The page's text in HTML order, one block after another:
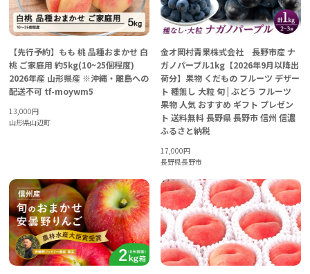
【先行予約】もも 桃 品種おまかせ 白
桃 ご家庭用 約5kg(10~25個程度)
2026年産 山形県産 ※沖縄・離島への
配送不可 tf-moywm5
13,000円
山形県山辺町
金オ岡村青果株式会社 長野市産 ナ
ガノパープル1kg【2026年9月以降出
荷分】果物 くだもの フルーツ デザー
ト 種無し 大粒 旬 | ぶどう フルーツ
果物 人気 おすすめ ギフト プレゼン
ト 送料無料 長野県 長野市 信州 信濃
ふるさと納税
17,000円
長野県長野市